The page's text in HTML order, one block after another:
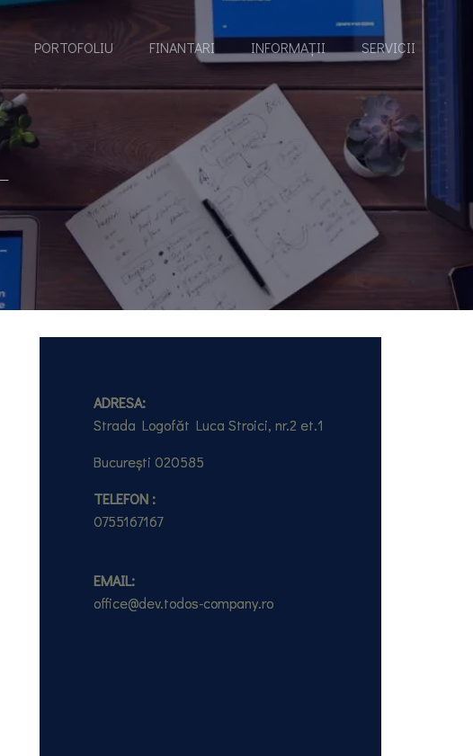
PORTOFOLIU FINANTARI INFORMAȚII SERVICII
ADRESA:
Strada Logofăt Luca Stroici, nr.2 et.1
București 020585
TELEFON :
0755167167
EMAIL:
office@dev.todos-company.ro